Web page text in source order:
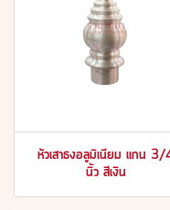
หัวเสาธงอลูมิเนียม แกน
นิ้ว สีเงิน